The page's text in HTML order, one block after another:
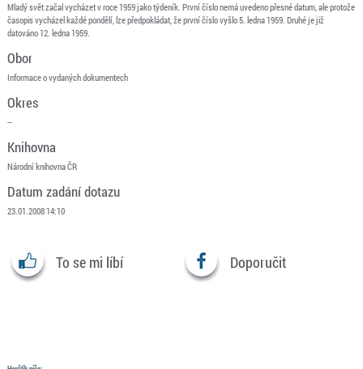
Mladý svět začal vycházet v roce 1959 jako týdeník. První číslo nemá uvedeno přesné datum, ale protože
časopis vycházel každé pondělí, lze předpokládat, že první číslo vyšlo 5. ledna 1959. Druhé je již
datováno 12. ledna 1959.
Obor
Informace o vydaných dokumentech
Okres
--
Knihovna
Národní knihovna ČR
Datum zadání dotazu
23.01.2008 14:10
To se mi líbí Doporučit